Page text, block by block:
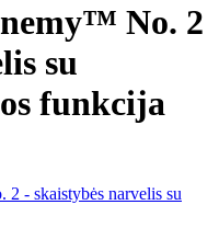
No. 2
su
funkcija